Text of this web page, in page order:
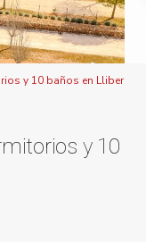
y 10 baños en Lliber
y 10